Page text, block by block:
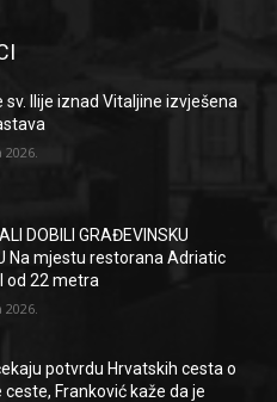
sv. Ilije iznad Vitaljine izvješena
2026.
DOBILI GRAĐEVINSKU
Na mjestu restorana Adriatic
od 22 metra
potvrdu Hrvatskih cesta o
Franković kaže da je